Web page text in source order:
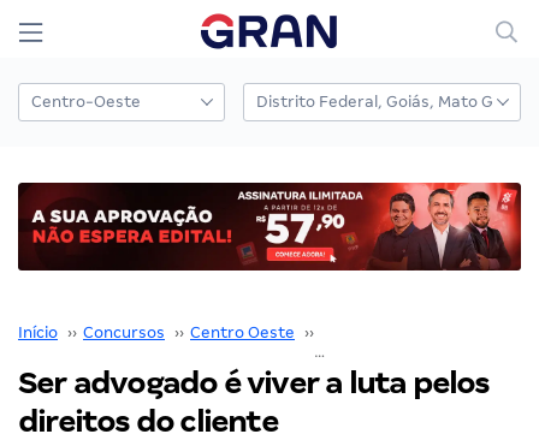
Início ›› Concursos ›› Centro Oeste ››
Ser advogado é viver a luta pelos
direitos do cliente